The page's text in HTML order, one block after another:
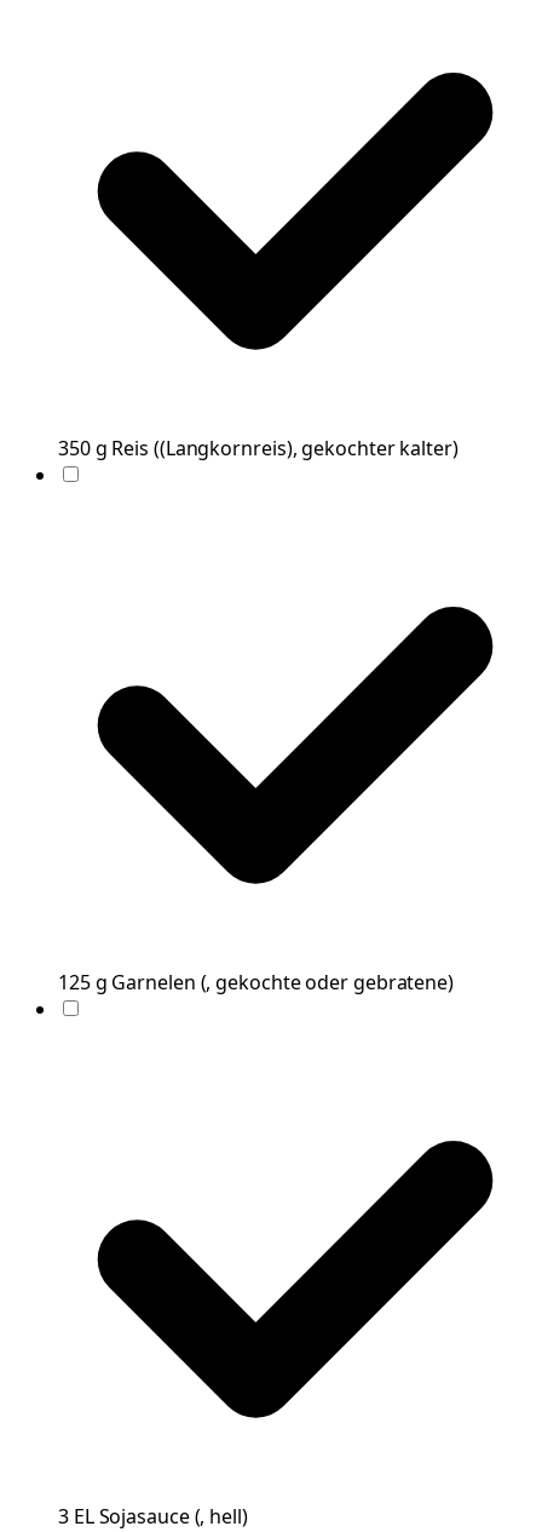
350g Reis ((Langkornreis), gekochter kalter)
125g Garnelen (, gekochte oder gebratene)
3 ELSojasauce(, hell)